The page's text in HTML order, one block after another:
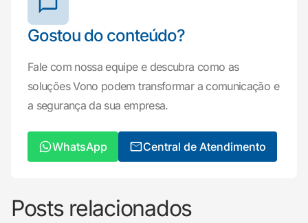
Gostou do conteúdo?
Fale com nossa equipe e descubra como as
soluções Vono podem transformar a comunicação e
a segurança da sua empresa.
WhatsApp Central de Atendimento
Posts relacionados